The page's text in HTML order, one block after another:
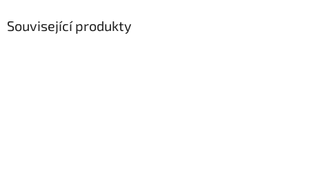
Související produkty